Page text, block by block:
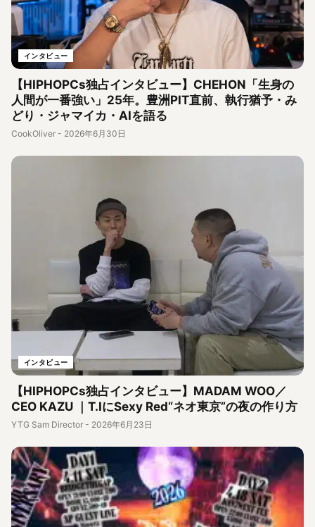
インタビュー
【HIPHOPCs独占インタビュー】CHEHON「生身の
人間が一番強い」25年。豊洲PIT直前、執行猶予・み
どり・ジャマイカ・AIを語る
CookOliver - 2026年6月30日
インタビュー
【HIPHOPCs独占インタビュー】MADAM WOO／
CEO KAZU ｜T.IにSexy Red“ネオ東京”の夜の作り方
YTG Sam Director - 2026年6月23日